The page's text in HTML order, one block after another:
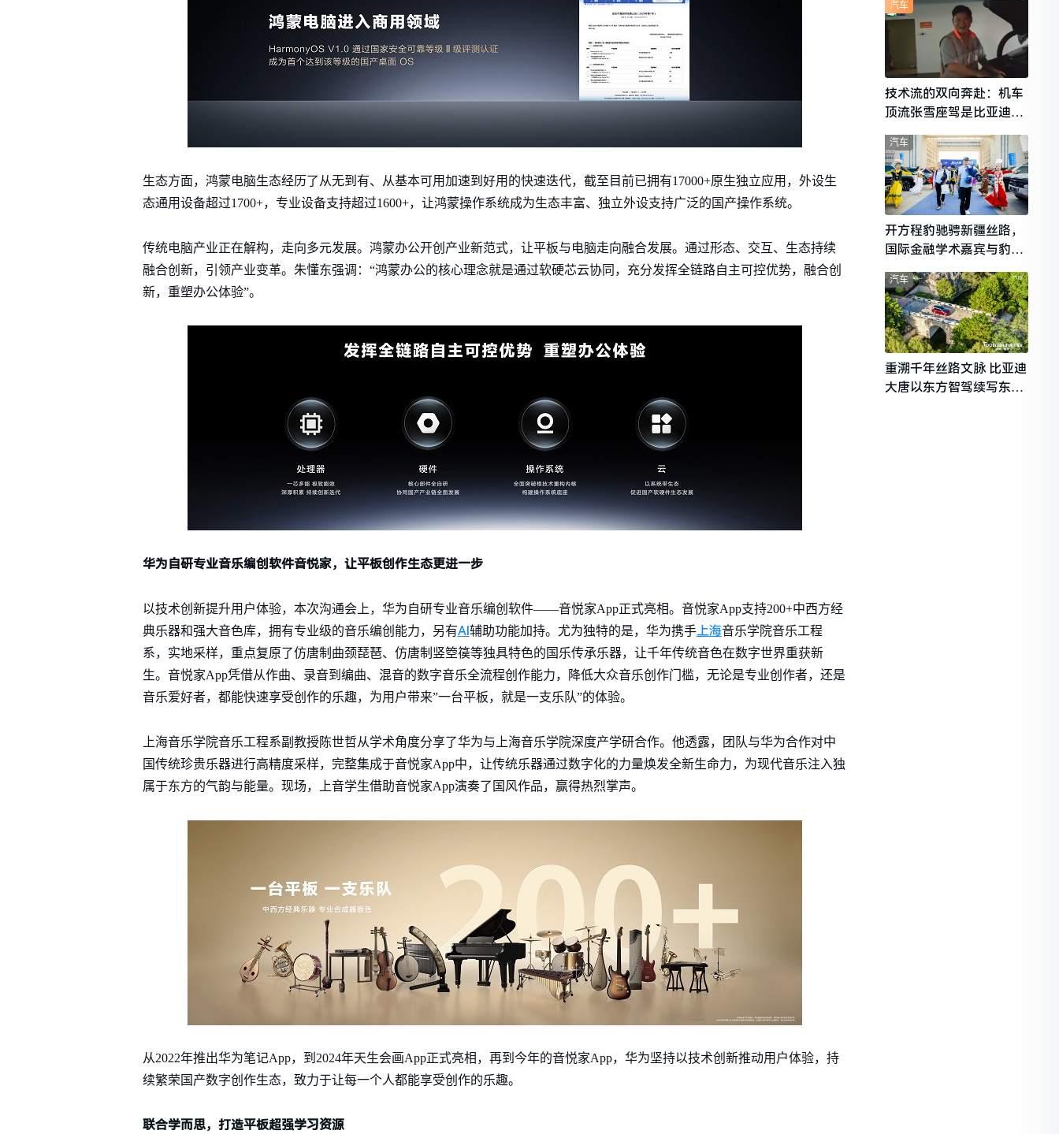
生态方面，鸿蒙电脑生态经历了从无到有、从基本可用加速到好用的快速迭代，截至目前已拥有17000+原生独立应用，外设生
态通用设备超过1700+，专业设备支持超过1600+，让鸿蒙操作系统成为生态丰富、独立外设支持广泛的国产操作系统。
传统电脑产业正在解构，走向多元发展。鸿蒙办公开创产业新范式，让平板与电脑走向融合发展。通过形态、交互、生态持续
融合创新，引领产业变革。朱懂东强调：“鸿蒙办公的核心理念就是通过软硬芯云协同，充分发挥全链路自主可控优势，融合创
新，重塑办公体验”。
华为自研专业音乐编创软件音悦家，让平板创作生态更进一步
以技术创新提升用户体验，本次沟通会上，华为自研专业音乐编创软件——音悦家App正式亮相。音悦家App支持200+中西方经
典乐器和强大音色库，拥有专业级的音乐编创能力，另有AI辅助功能加持。尤为独特的是，华为携手上海音乐学院音乐工程
系，实地采样，重点复原了仿唐制曲颈琵琶、仿唐制竖箜篌等独具特色的国乐传承乐器，让千年传统音色在数字世界重获新
生。音悦家App凭借从作曲、录音到编曲、混音的数字音乐全流程创作能力，降低大众音乐创作门槛，无论是专业创作者，还是
音乐爱好者，都能快速享受创作的乐趣，为用户带来”一台平板，就是一支乐队”的体验。
上海音乐学院音乐工程系副教授陈世哲从学术角度分享了华为与上海音乐学院深度产学研合作。他透露，团队与华为合作对中
国传统珍贵乐器进行高精度采样，完整集成于音悦家App中，让传统乐器通过数字化的力量焕发全新生命力，为现代音乐注入独
属于东方的气韵与能量。现场，上音学生借助音悦家App演奏了国风作品，赢得热烈掌声。
从2022年推出华为笔记App，到2024年天生会画App正式亮相，再到今年的音悦家App，华为坚持以技术创新推动用户体验，持
续繁荣国产数字创作生态，致力于让每一个人都能享受创作的乐趣。
联合学而思，打造平板超强学习资源
技术流的双向奔赴：机车
顶流张雪座驾是比亚迪秦
L
汽车
开方程豹驰骋新疆丝路，
国际金融学术嘉宾与豹友
共赴山海热爱
汽车
重溯千年丝路文脉 比亚迪
大唐以东方智驾续写东西
汽车